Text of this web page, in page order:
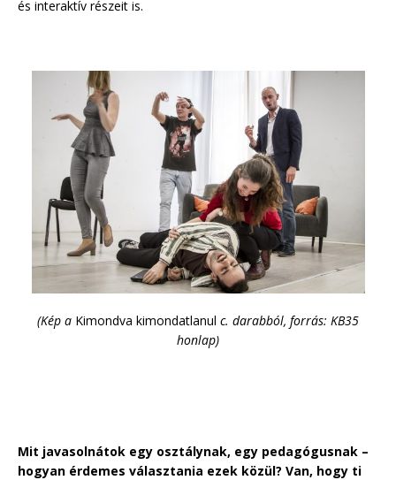
és interaktív részeit is.
(Kép a Kimondva kimondatlanul c. darabból, forrás: KB35
honlap)
Mit javasolnátok egy osztálynak, egy pedagógusnak –
hogyan érdemes választania ezek közül? Van, hogy ti